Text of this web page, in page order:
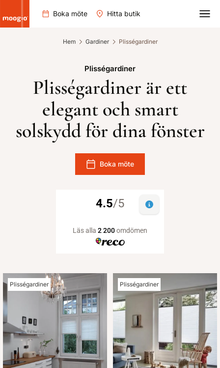
Boka möte Hitta butik
Plisségardiner
Plisségardiner är ett
elegant och smart
solskydd för dina fönster
Boka möte
Hem Gardiner Plisségardiner
Plisségardiner Plisségardiner